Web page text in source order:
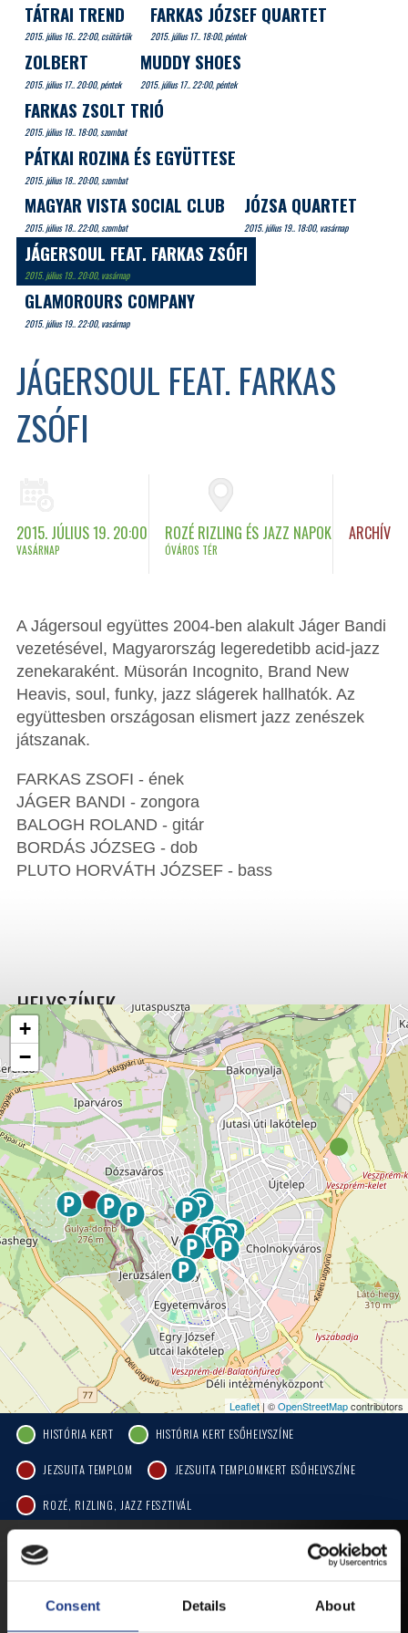
Consent Details About
JÁGERSOUL FEAT. FARKAS
ZSÓFI
2015. JÚLIUS 19. 20:00
VASÁRNAP
ROZÉ RIZLING ÉS JAZZ NAPOK
ÓVÁROS TÉR
ARCHÍV
A Jágersoul együttes 2004-ben alakult Jáger Bandi
vezetésével, Magyarország legeredetibb acid-jazz
zenekaraként. Müsorán Incognito, Brand New
Heavis, soul, funky, jazz slágerek hallhatók. Az
együttesben országosan elismert jazz zenészek
játszanak.
FARKAS ZSOFI - ének
JÁGER BANDI - zongora
BALOGH ROLAND - gitár
BORDÁS JÓZSEG - dob
PLUTO HORVÁTH JÓZSEF - bass
TÁTRAI TREND
2015. július 16.. 22:00, csütörtök
FARKAS JÓZSEF QUARTET
2015. július 17.. 18:00, péntek
ZOLBERT
2015. július 17.. 20:00, péntek
MUDDY SHOES
2015. július 17.. 22:00, péntek
FARKAS ZSOLT TRIÓ
2015. július 18.. 18:00, szombat
PÁTKAI ROZINA ÉS EGYÜTTESE
2015. július 18.. 20:00, szombat
MAGYAR VISTA SOCIAL CLUB
2015. július 18.. 22:00, szombat
JÓZSA QUARTET
2015. július 19.. 18:00, vasárnap
JÁGERSOUL FEAT. FARKAS ZSÓFI
2015. július 19.. 20:00, vasárnap
GLAMOROURS COMPANY
2015. július 19.. 22:00, vasárnap
+
−
Leaflet| ©OpenStreetMapcontributors
HELYSZÍNEK
HISTÓRIA KERT HISTÓRIA KERT ESŐHELYSZÍNE
JEZSUITA TEMPLOM JEZSUITA TEMPLOMKERT ESŐHELYSZÍNE
ROZÉ, RIZLING, JAZZ FESZTIVÁL
MOBIL APP